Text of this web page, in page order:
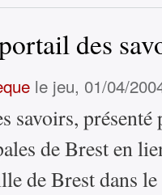
des
le jeu, 01/04/
présenté
de Brest en
de Brest dans